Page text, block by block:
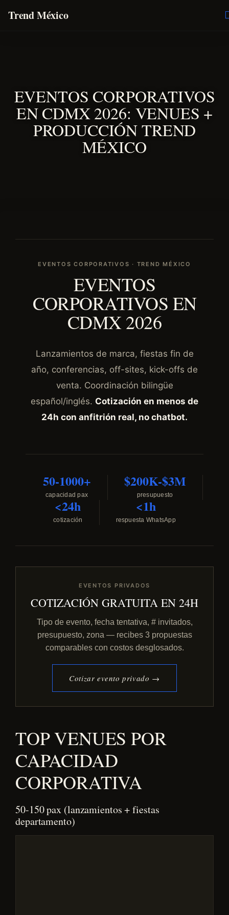
Trend México
EVENTOS CORPORATIVOS
EN CDMX 2026: VENUES +
PRODUCCIÓN TREND
MÉXICO
EVENTOS CORPORATIVOS · TREND MÉXICO
EVENTOS
CORPORATIVOS EN
CDMX 2026
Lanzamientos de marca, fiestas fin de
año, conferencias, off-sites, kick-offs de
venta. Coordinación bilingüe
español/inglés. Cotización en menos de
24h con anfitrión real, no chatbot.
50-1000+
capacidad pax
$200K-$3M
presupuesto
<24h
cotización
<1h
respuesta WhatsApp
EVENTOS PRIVADOS
COTIZACIÓN GRATUITA EN 24H
Tipo de evento, fecha tentativa, # invitados,
presupuesto, zona — recibes 3 propuestas
comparables con costos desglosados.
Cotizar evento privado →
TOP VENUES POR
CAPACIDAD
CORPORATIVA
50-150 pax (lanzamientos + fiestas
departamento)